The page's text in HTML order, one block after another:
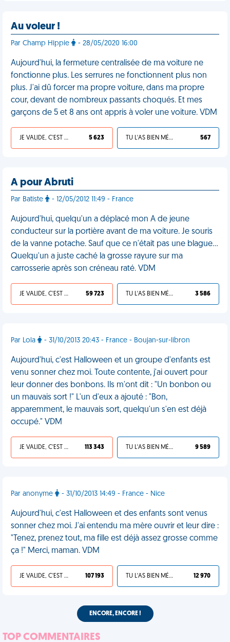
Au voleur !
Par Champ Hippie - 28/05/2020 16:00
Aujourd'hui, la fermeture centralisée de ma voiture ne
fonctionne plus. Les serrures ne fonctionnent plus non
plus. J'ai dû forcer ma propre voiture, dans ma propre
cour, devant de nombreux passants choqués. Et mes
garçons de 5 et 8 ans ont appris à voler une voiture. VDM
JE VALIDE, C'EST UNE VDM 5 623 TU L'AS BIEN MÉRITÉ 567
A pour Abruti
Par Batiste - 12/05/2012 11:49 - France
Aujourd'hui, quelqu'un a déplacé mon A de jeune
conducteur sur la portière avant de ma voiture. Je souris
de la vanne potache. Sauf que ce n'était pas une blague...
Quelqu'un a juste caché la grosse rayure sur ma
carrosserie après son créneau raté. VDM
JE VALIDE, C'EST UNE VDM 59 723 TU L'AS BIEN MÉRITÉ 3 586
Par Lola - 31/10/2013 20:43 - France - Boujan-sur-libron
Aujourd'hui, c'est Halloween et un groupe d'enfants est
venu sonner chez moi. Toute contente, j'ai ouvert pour
leur donner des bonbons. Ils m'ont dit : "Un bonbon ou
un mauvais sort !" L'un d'eux a ajouté : "Bon,
apparemment, le mauvais sort, quelqu'un s'en est déjà
occupé." VDM
JE VALIDE, C'EST UNE VDM 113 343 TU L'AS BIEN MÉRITÉ 9 589
Par anonyme - 31/10/2013 14:49 - France - Nice
Aujourd'hui, c'est Halloween et des enfants sont venus
sonner chez moi. J'ai entendu ma mère ouvrir et leur dire :
"Tenez, prenez tout, ma fille est déjà assez grosse comme
ça !" Merci, maman. VDM
JE VALIDE, C'EST UNE VDM 107 193 TU L'AS BIEN MÉRITÉ 12 970
ENCORE, ENCORE !
TOP COMMENTAIRES